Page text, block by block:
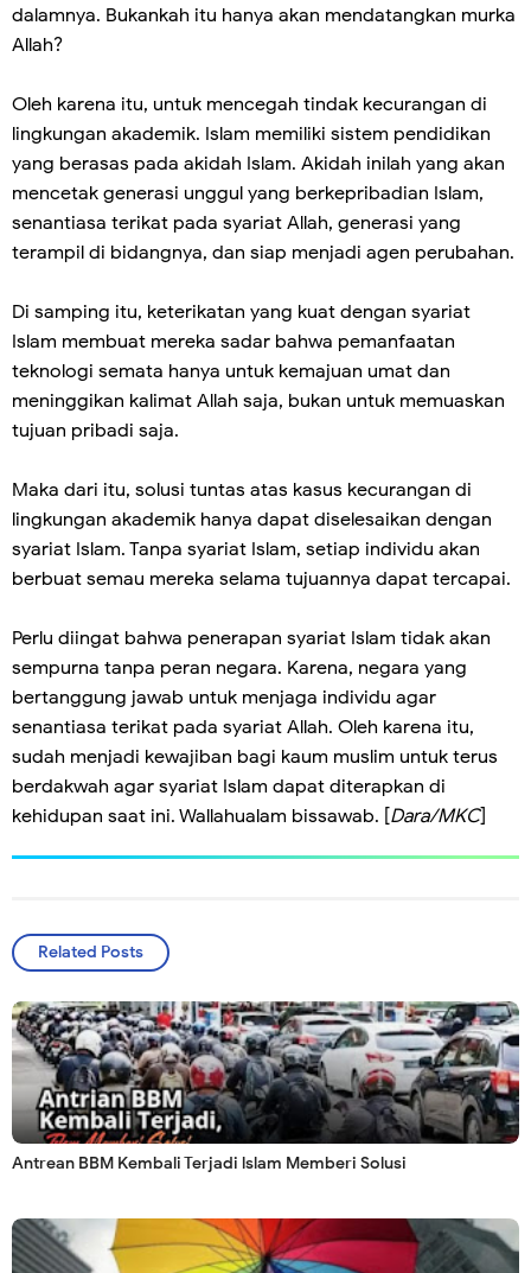
dalamnya. Bukankah itu hanya akan mendatangkan murka
Allah?
Oleh karena itu, untuk mencegah tindak kecurangan di
lingkungan akademik. Islam memiliki sistem pendidikan
yang berasas pada akidah Islam. Akidah inilah yang akan
mencetak generasi unggul yang berkepribadian Islam,
senantiasa terikat pada syariat Allah, generasi yang
terampil di bidangnya, dan siap menjadi agen perubahan.
Di samping itu, keterikatan yang kuat dengan syariat
Islam membuat mereka sadar bahwa pemanfaatan
teknologi semata hanya untuk kemajuan umat dan
meninggikan kalimat Allah saja, bukan untuk memuaskan
tujuan pribadi saja.
Maka dari itu, solusi tuntas atas kasus kecurangan di
lingkungan akademik hanya dapat diselesaikan dengan
syariat Islam. Tanpa syariat Islam, setiap individu akan
berbuat semau mereka selama tujuannya dapat tercapai.
Perlu diingat bahwa penerapan syariat Islam tidak akan
sempurna tanpa peran negara. Karena, negara yang
bertanggung jawab untuk menjaga individu agar
senantiasa terikat pada syariat Allah. Oleh karena itu,
sudah menjadi kewajiban bagi kaum muslim untuk terus
berdakwah agar syariat Islam dapat diterapkan di
kehidupan saat ini. Wallahualam bissawab. [Dara/MKC]
Related Posts
Antrean BBM Kembali Terjadi lslam Memberi Solusi